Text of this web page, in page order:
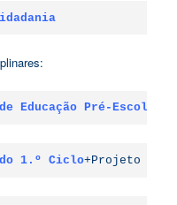
Educação Pré-Escolar
1.º Ciclo+Projeto